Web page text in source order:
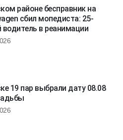
районе бесправник на
сбил мопедиста: 25-
водитель в реанимации
19 пар выбрали дату 08.08